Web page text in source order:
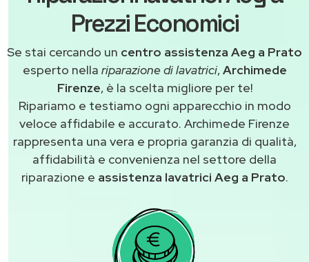
Prezzi Economici
Se stai cercando un centro assistenza Aeg a Prato
esperto nella riparazione di lavatrici,Archimede
Firenze, è la scelta migliore per te!
Ripariamo e testiamo ogni apparecchio in modo
veloce affidabile e accurato. Archimede Firenze
rappresenta una vera e propria garanzia di qualità,
affidabilità e convenienza nel settore della
riparazione e assistenza lavatrici Aeg a Prato.